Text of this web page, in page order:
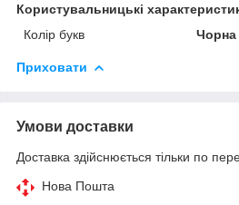
Користувальницькі
Колір букв
Чорна
Приховати
Умови доставки
Доставка здійснюється тільки по
Нова Пошта